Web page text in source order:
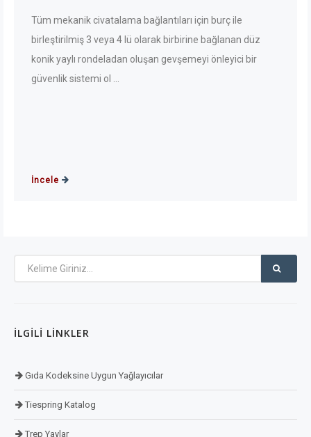
Tüm mekanik civatalama bağlantıları için burç ile
birleştirilmiş 3 veya 4 lü olarak birbirine bağlanan düz
konik yaylı rondeladan oluşan gevşemeyi önleyici bir
güvenlik sistemi ol ...
İncele
İLGILI LINKLER
Gıda Kodeksine Uygun Yağlayıcılar
Tiespring Katalog
Trep Yaylar